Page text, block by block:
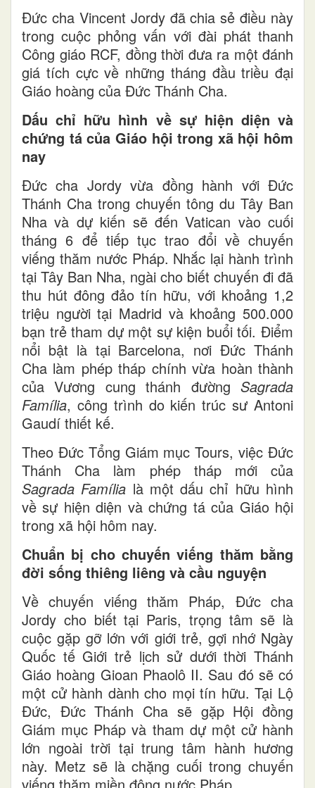
Đức cha Vincent Jordy đã chia sẻ điều này
trong cuộc phỏng vấn với đài phát thanh
Công giáo RCF, đồng thời đưa ra một đánh
giá tích cực về những tháng đầu triều đại
Giáo hoàng của Đức Thánh Cha.
Dấu chỉ hữu hình về sự hiện diện và
chứng tá của Giáo hội trong xã hội hôm
nay
Đức cha Jordy vừa đồng hành với Đức
Thánh Cha trong chuyến tông du Tây Ban
Nha và dự kiến sẽ đến Vatican vào cuối
tháng 6 để tiếp tục trao đổi về chuyến
viếng thăm nước Pháp. Nhắc lại hành trình
tại Tây Ban Nha, ngài cho biết chuyến đi đã
thu hút đông đảo tín hữu, với khoảng 1,2
triệu người tại Madrid và khoảng 500.000
bạn trẻ tham dự một sự kiện buổi tối. Điểm
nổi bật là tại Barcelona, nơi Đức Thánh
Cha làm phép tháp chính vừa hoàn thành
của Vương cung thánh đường Sagrada
Família, công trình do kiến trúc sư Antoni
Gaudí thiết kế.
Theo Đức Tổng Giám mục Tours, việc Đức
Thánh Cha làm phép tháp mới của
Sagrada Família là một dấu chỉ hữu hình
về sự hiện diện và chứng tá của Giáo hội
trong xã hội hôm nay.
Chuẩn bị cho chuyến viếng thăm bằng
đời sống thiêng liêng và cầu nguyện
Về chuyến viếng thăm Pháp, Đức cha
Jordy cho biết tại Paris, trọng tâm sẽ là
cuộc gặp gỡ lớn với giới trẻ, gợi nhớ Ngày
Quốc tế Giới trẻ lịch sử dưới thời Thánh
Giáo hoàng Gioan Phaolô II. Sau đó sẽ có
một cử hành dành cho mọi tín hữu. Tại Lộ
Đức, Đức Thánh Cha sẽ gặp Hội đồng
Giám mục Pháp và tham dự một cử hành
lớn ngoài trời tại trung tâm hành hương
này. Metz sẽ là chặng cuối trong chuyến